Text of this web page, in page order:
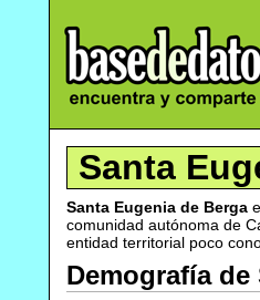
Santa
Santa Eugenia de Berga
comunidad autónoma de
entidad territorial poco
Demografía de